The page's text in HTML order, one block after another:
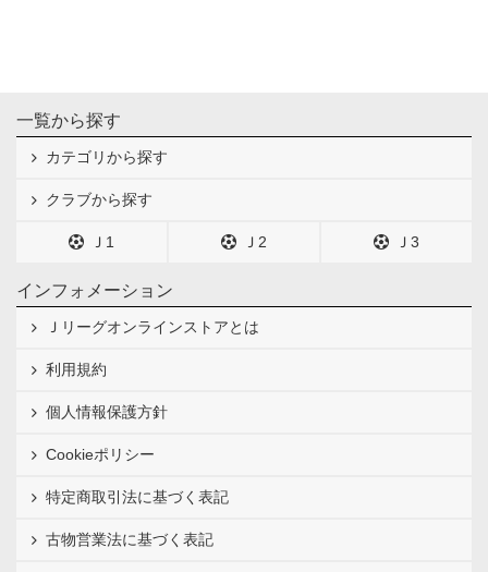
一覧から探す
カテゴリから探す
クラブから探す
Ｊ1 Ｊ2 Ｊ3
インフォメーション
Ｊリーグオンラインストアとは
利用規約
個人情報保護方針
Cookieポリシー
特定商取引法に基づく表記
古物営業法に基づく表記